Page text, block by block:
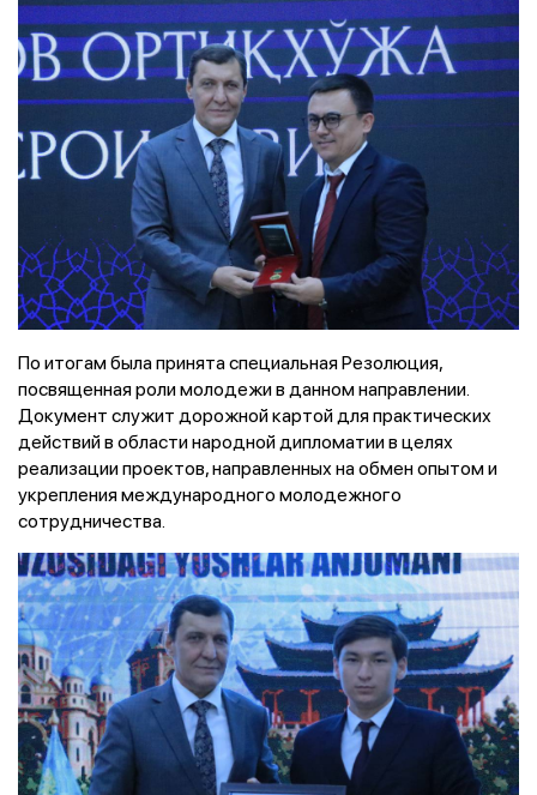
По итогам была принята специальная Резолюция,
посвященная роли молодежи в данном направлении.
Документ служит дорожной картой для практических
действий в области народной дипломатии в целях
реализации проектов, направленных на обмен опытом и
укрепления международного молодежного
сотрудничества.